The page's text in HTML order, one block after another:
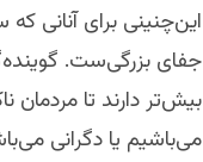
این‌چنینی برای آنانی
جفای بزرگی‌ست.
بیش‌تر دارند تا مردمان
می‌باشیم یا دگرانی